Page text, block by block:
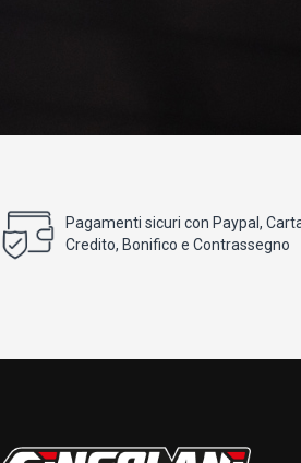
Pagamenti sicuri con Paypal,
Credito, Bonifico e Contrassegno